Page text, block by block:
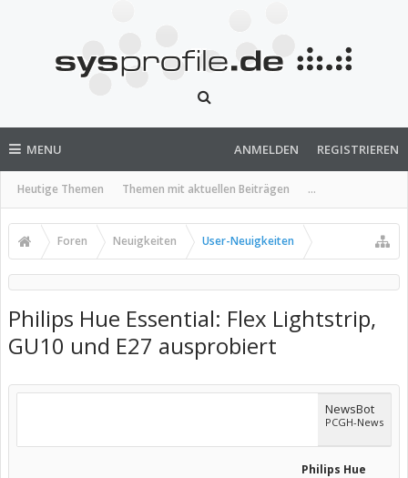
MENU
Heutige Themen Themen mit aktuellen Beiträgen ...
ANMELDEN REGISTRIEREN
Foren Neuigkeiten User-Neuigkeiten
Philips Hue Essential: Flex Lightstrip,
GU10 und E27 ausprobiert
NewsBot
PCGH-News
Philips Hue